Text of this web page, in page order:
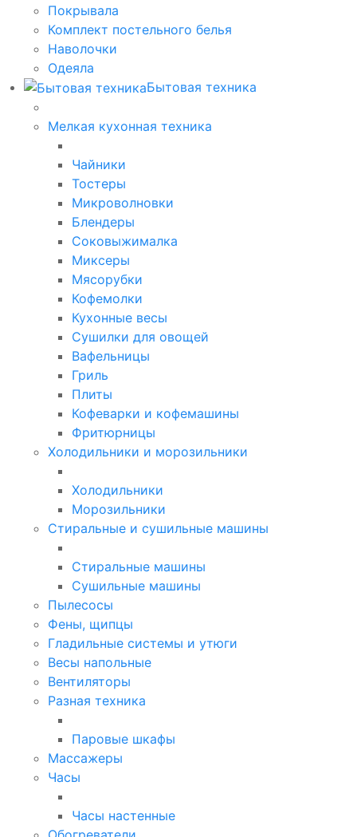
Покрывала
Комплект постельного белья
Наволочки
Одеяла
Бытовая техника
Мелкая кухонная техника
Чайники
Тостеры
Микроволновки
Блендеры
Соковыжималка
Миксеры
Мясорубки
Кофемолки
Кухонные весы
Сушилки для овощей
Вафельницы
Гриль
Плиты
Кофеварки и кофемашины
Фритюрницы
Холодильники и морозильники
Холодильники
Морозильники
Стиральные и сушильные машины
Стиральные машины
Сушильные машины
Пылесосы
Фены, щипцы
Гладильные системы и утюги
Весы напольные
Вентиляторы
Разная техника
Паровые шкафы
Массажеры
Часы
Часы настенные